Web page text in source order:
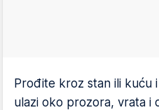
Prođite kroz stan ili kuću
ulazi oko prozora, vrata i